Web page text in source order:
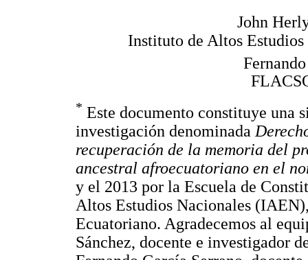
John
Instituto de Altos
* Este documento constituye una
investigación denominada
recuperación de la memoria del
ancestral afroecuatoriano en el
y el 2013 por la Escuela de
Altos Estudios Nacionales
Ecuatoriano. Agradecemos al
Sánchez, docente e investigador